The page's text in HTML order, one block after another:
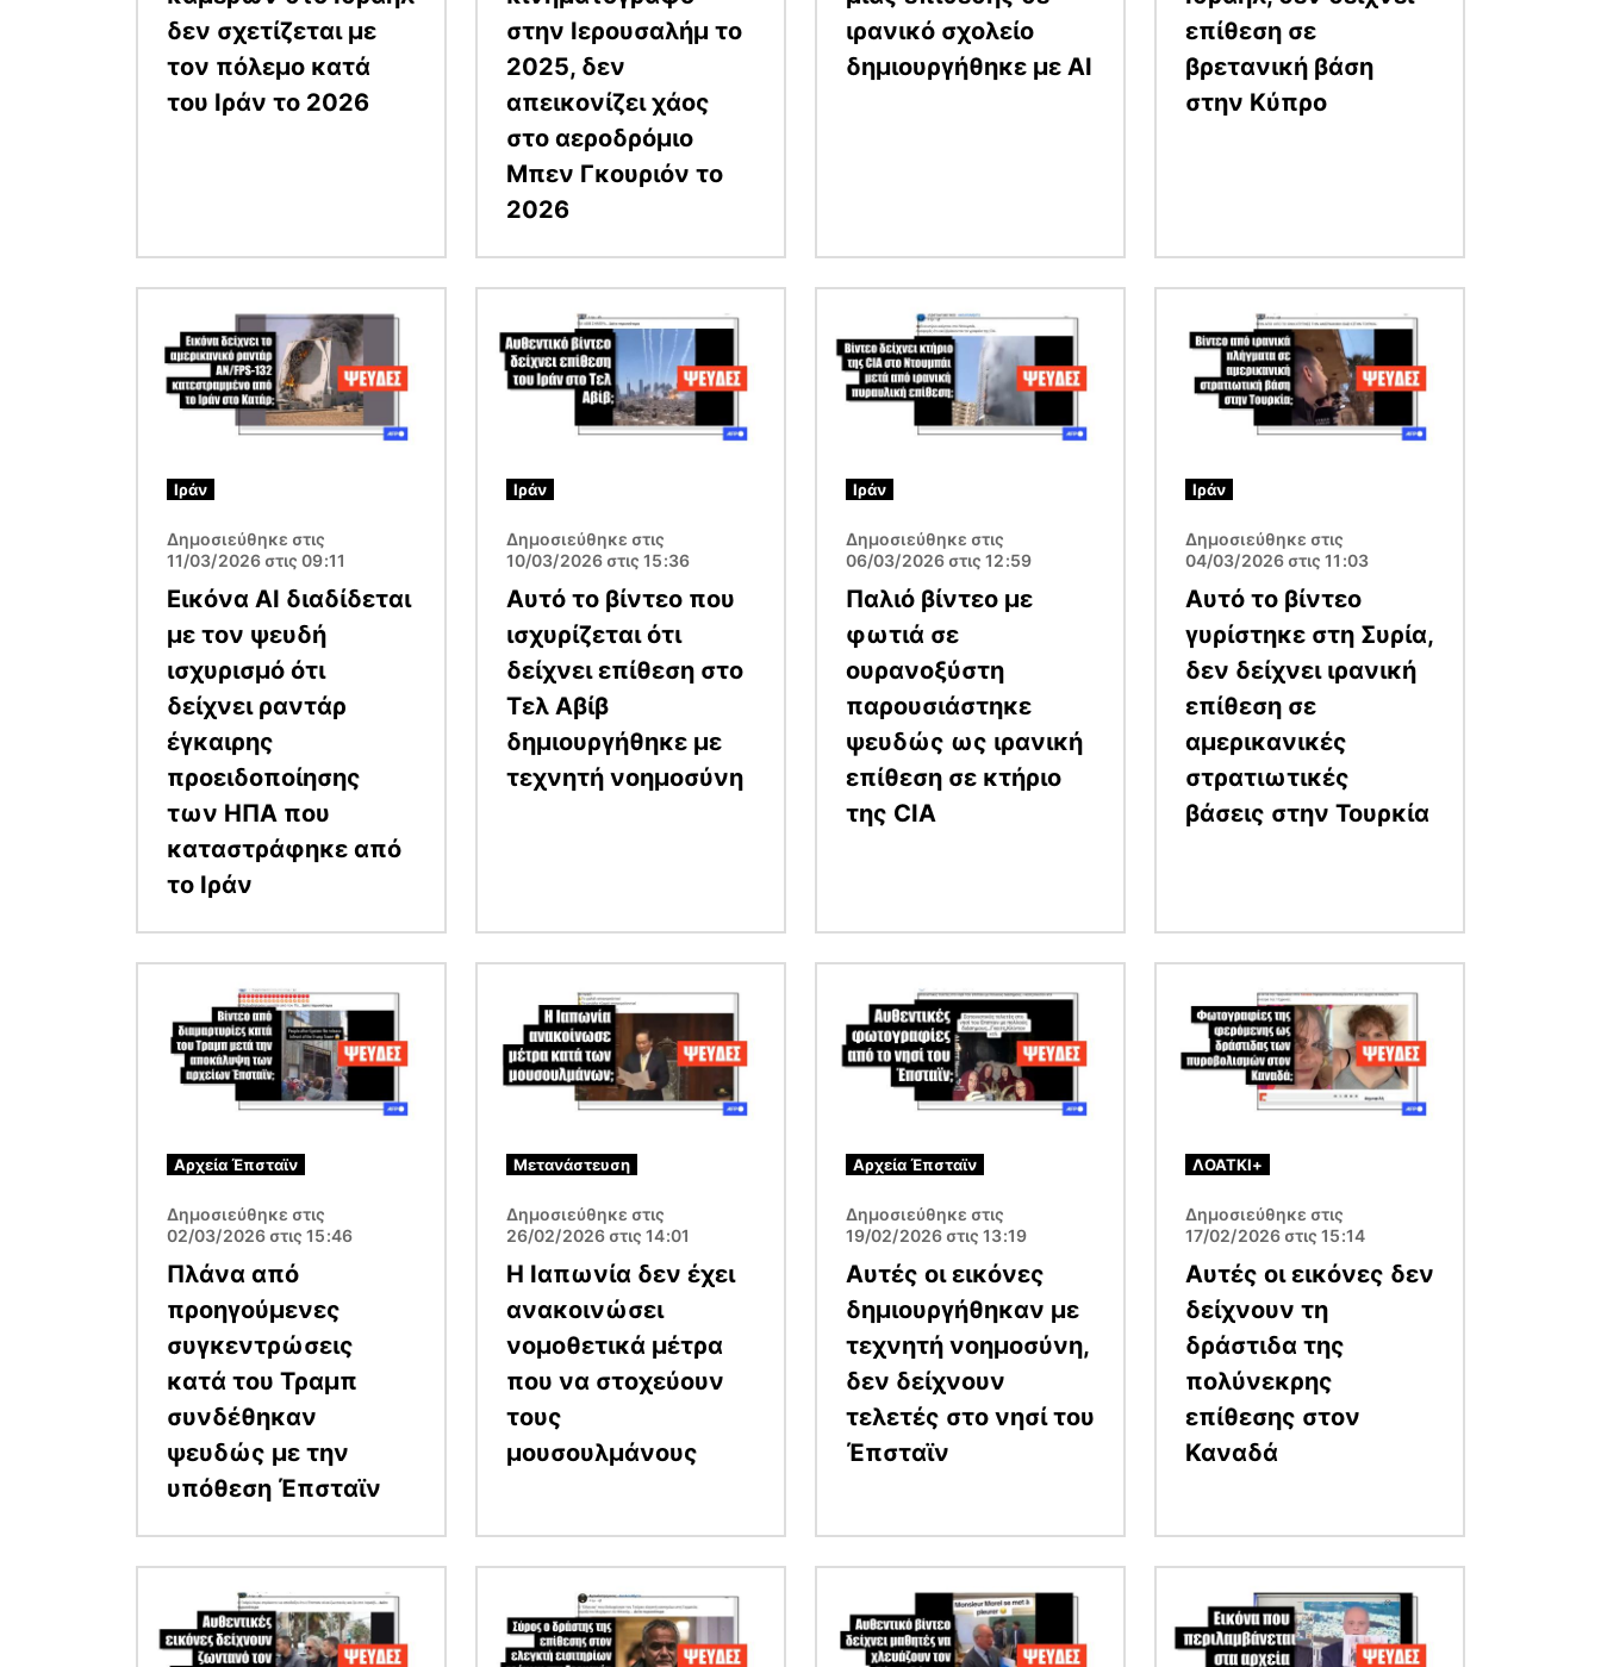
δεν σχετίζεται με
τον πόλεμο κατά
του Ιράν το 2026
στην Ιερουσαλήμ το
2025, δεν
απεικονίζει χάος
στο αεροδρόμιο
Μπεν Γκουριόν το
2026
ιρανικό σχολείο
δημιουργήθηκε με AI
επίθεση σε
βρετανική βάση
στην Κύπρο
Ιράν
Δημοσιεύθηκε στις
11/03/2026 στις 09:11
Εικόνα AI διαδίδεται
με τον ψευδή
ισχυρισμό ότι
δείχνει ραντάρ
έγκαιρης
προειδοποίησης
των ΗΠΑ που
καταστράφηκε από
το Ιράν
Ιράν
Δημοσιεύθηκε στις
10/03/2026 στις 15:36
Αυτό το βίντεο που
ισχυρίζεται ότι
δείχνει επίθεση στο
Τελ Αβίβ
δημιουργήθηκε με
τεχνητή νοημοσύνη
Ιράν
Δημοσιεύθηκε στις
06/03/2026 στις 12:59
Παλιό βίντεο με
φωτιά σε
ουρανοξύστη
παρουσιάστηκε
ψευδώς ως ιρανική
επίθεση σε κτήριο
της CIA
Ιράν
Δημοσιεύθηκε στις
04/03/2026 στις 11:03
Αυτό το βίντεο
γυρίστηκε στη Συρία,
δεν δείχνει ιρανική
επίθεση σε
αμερικανικές
στρατιωτικές
βάσεις στην Τουρκία
Αρχεία Έπσταϊν
Δημοσιεύθηκε στις
02/03/2026 στις 15:46
Πλάνα από
προηγούμενες
συγκεντρώσεις
κατά του Τραμπ
συνδέθηκαν
ψευδώς με την
υπόθεση Έπσταϊν
Μετανάστευση
Δημοσιεύθηκε στις
26/02/2026 στις 14:01
Η Ιαπωνία δεν έχει
ανακοινώσει
νομοθετικά μέτρα
που να στοχεύουν
τους
μουσουλμάνους
Αρχεία Έπσταϊν
Δημοσιεύθηκε στις
19/02/2026 στις 13:19
Αυτές οι εικόνες
δημιουργήθηκαν με
τεχνητή νοημοσύνη,
δεν δείχνουν
τελετές στο νησί του
Έπσταϊν
ΛΟΑΤΚΙ+
Δημοσιεύθηκε στις
17/02/2026 στις 15:14
Αυτές οι εικόνες δεν
δείχνουν τη
δράστιδα της
πολύνεκρης
επίθεσης στον
Καναδά